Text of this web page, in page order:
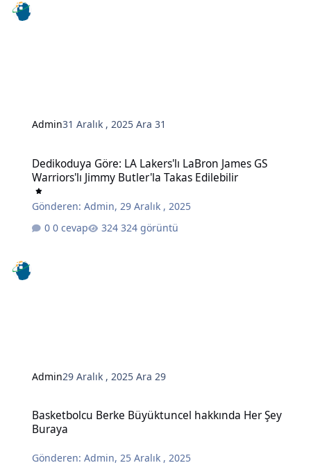
Admin31 Aralık , 2025Ara 31
Dedikoduya Göre: LA Lakers'lı LaBron James GS
Warriors'lı Jimmy Butler'la Takas Edilebilir
Gönderen:Admin, 29 Aralık , 2025
0 cevap
324 görüntü
Admin29 Aralık , 2025Ara 29
Basketbolcu Berke Büyüktuncel hakkında Her Şey
Buraya
Gönderen:Admin,25 Aralık , 2025